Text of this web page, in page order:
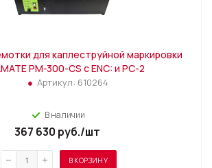
для каплеструйной маркировки
PM-300-CS с ENC: и PC-2
Артикул: 610264
В наличии
367 630 руб./шт
В КОРЗИНУ